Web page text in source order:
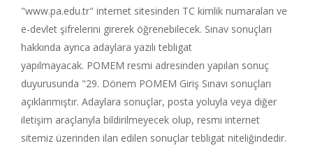
"www.pa.edu.tr" internet sitesinden TC kimlik numaraları ve
e-devlet şifrelerini girerek öğrenebilecek. Sınav sonuçları
hakkında ayrıca adaylara yazılı tebligat
yapılmayacak. POMEM resmi adresinden yapılan sonuç
duyurusunda "29. Dönem POMEM Giriş Sınavı sonuçları
açıklanmıştır. Adaylara sonuçlar, posta yoluyla veya diğer
iletişim araçlarıyla bildirilmeyecek olup, resmi internet
sitemiz üzerinden ilan edilen sonuçlar tebligat niteliğindedir.